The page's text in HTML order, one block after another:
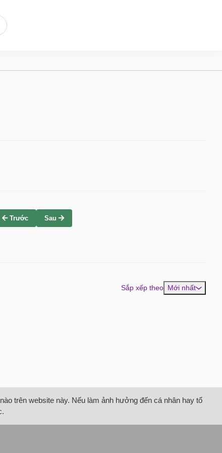
Trước Sau
Sắp xếp theo Mới nhất
trên website này. Nếu làm ảnh hưởng đến cá nhân hay tổ